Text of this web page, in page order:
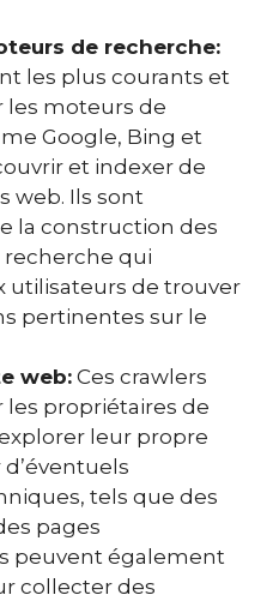
de recherche:
les plus courants et
les moteurs de
Google, Bing et
et indexer de
web. Ils sont
la construction des
recherche qui
utilisateurs de trouver
pertinentes sur le
web: Ces crawlers
les propriétaires de
leur propre
tels que des
pages
peuvent également
collecter des